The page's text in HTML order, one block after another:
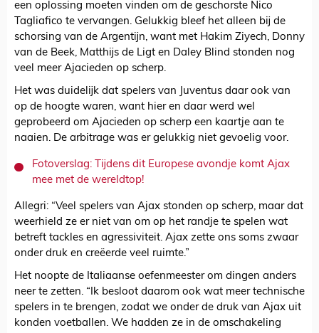
een oplossing moeten vinden om de geschorste Nico
Tagliafico te vervangen. Gelukkig bleef het alleen bij de
schorsing van de Argentijn, want met Hakim Ziyech, Donny
van de Beek, Matthijs de Ligt en Daley Blind stonden nog
veel meer Ajacieden op scherp.
Het was duidelijk dat spelers van Juventus daar ook van
op de hoogte waren, want hier en daar werd wel
geprobeerd om Ajacieden op scherp een kaartje aan te
naaien. De arbitrage was er gelukkig niet gevoelig voor.
Fotoverslag: Tijdens dit Europese avondje komt Ajax
mee met de wereldtop!
Allegri: “Veel spelers van Ajax stonden op scherp, maar dat
weerhield ze er niet van om op het randje te spelen wat
betreft tackles en agressiviteit. Ajax zette ons soms zwaar
onder druk en creëerde veel ruimte.”
Het noopte de Italiaanse oefenmeester om dingen anders
neer te zetten. “Ik besloot daarom ook wat meer technische
spelers in te brengen, zodat we onder de druk van Ajax uit
konden voetballen. We hadden ze in de omschakeling